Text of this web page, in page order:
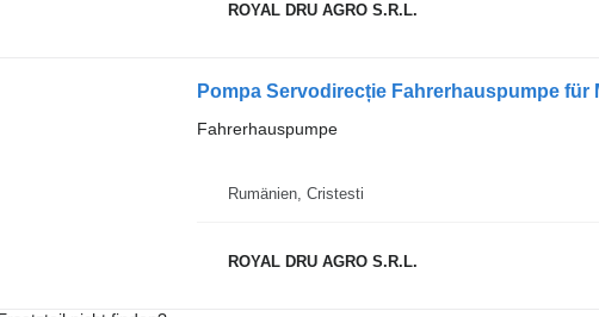
ROYAL DRU AGRO S.R.L.
Fahrerhauspumpe
Rumänien, Cristesti
ROYAL DRU AGRO S.R.L.